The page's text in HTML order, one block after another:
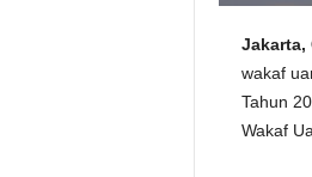
Jakarta,
wakaf
Tahun
Wakaf